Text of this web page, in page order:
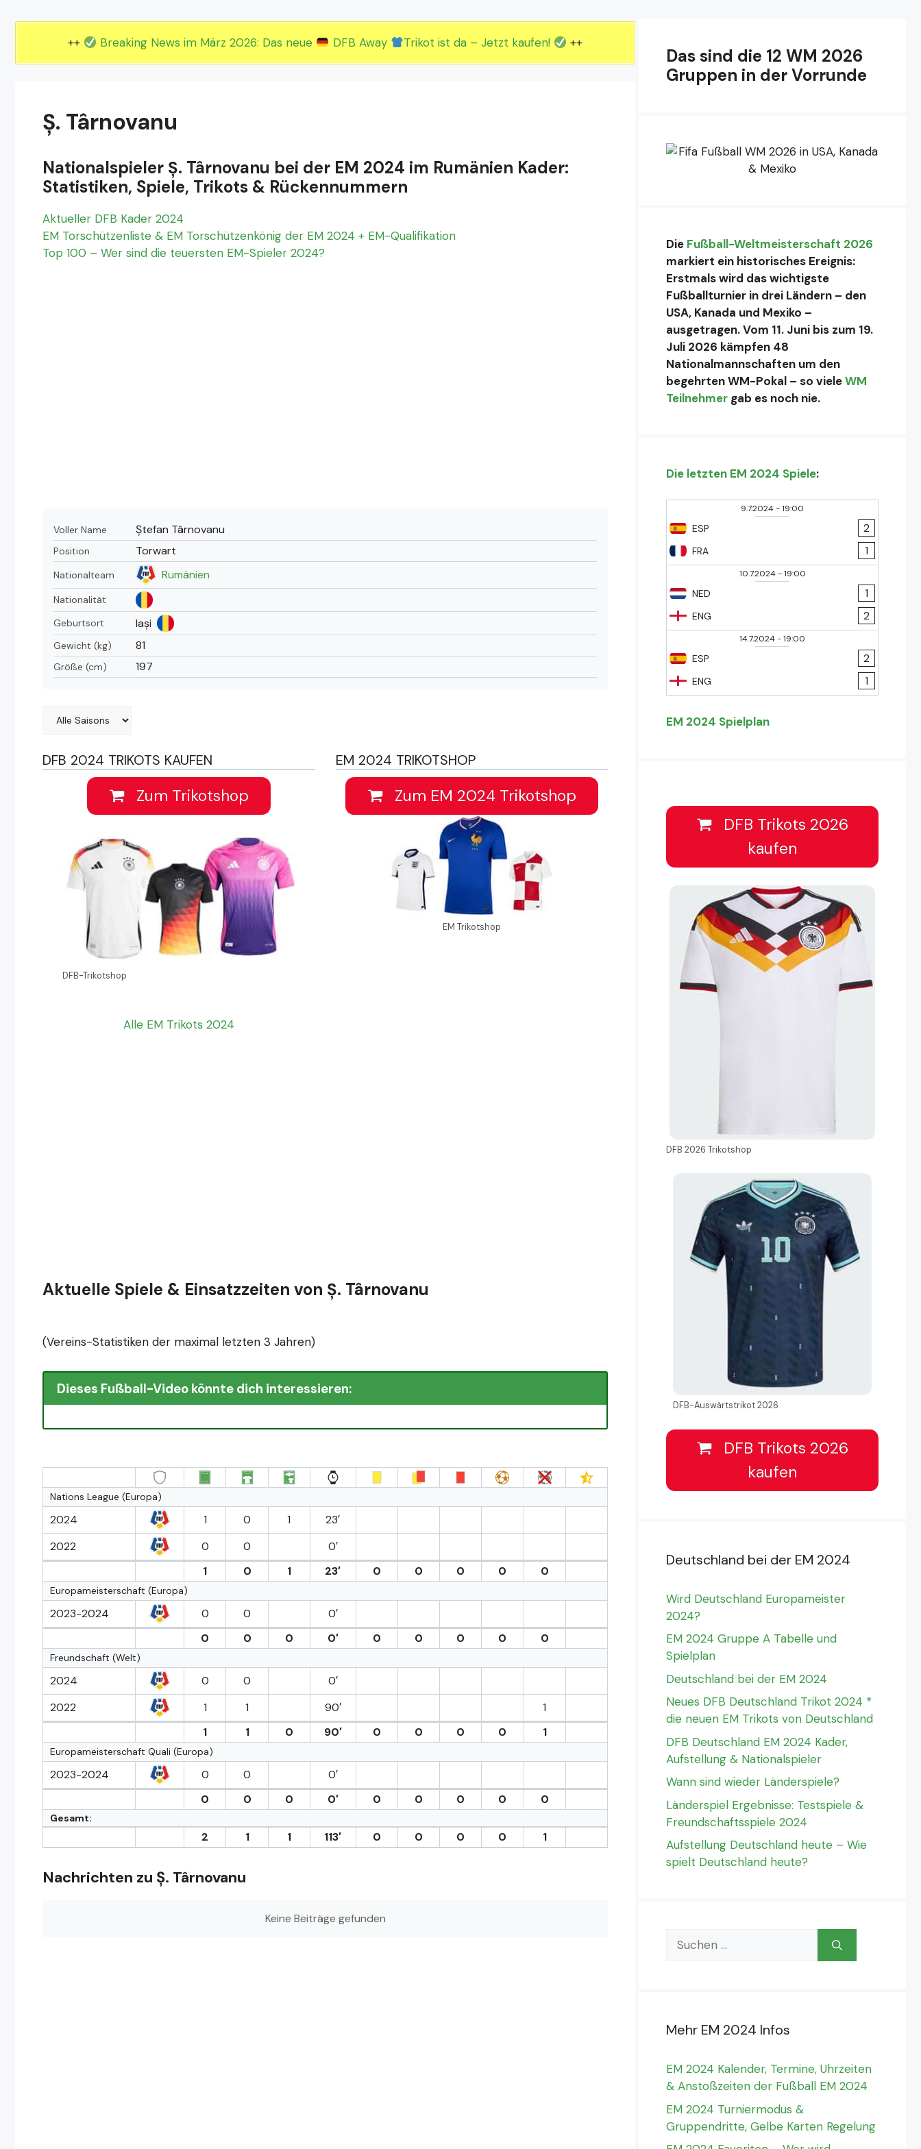
++ Breaking News im März 2026: Das neue DFB Away Trikot ist da – Jetzt kaufen! ++
Ș. Târnovanu
Nationalspieler Ș. Târnovanu bei der EM 2024 im Rumänien Kader:
Statistiken, Spiele, Trikots & Rückennummern
Aktueller DFB Kader 2024
EM Torschützenliste & EM Torschützenkönig der EM 2024 + EM-Qualifikation
Top 100 – Wer sind die teuersten EM-Spieler 2024?
Voller Name Ștefan Târnovanu
Position Torwart
Nationalteam Rumänien
Nationalität
Geburtsort
Iași
Gewicht (kg) 81
Größe (cm) 197
DFB 2024 TRIKOTS KAUFEN
Zum Trikotshop
DFB-Trikotshop
Alle EM Trikots 2024
EM 2024 TRIKOTSHOP
Zum EM 2024 Trikotshop
EM Trikotshop
Aktuelle Spiele & Einsatzzeiten von Ș. Târnovanu
(Vereins-Statistiken der maximal letzten 3 Jahren)
Dieses Fußball-Video könnte dich interessieren:
Nations League (Europa)
2024 1 0 1
23′
2022
0 0
0′
1
0 1 23′ 0 0 0 0 0
Europameisterschaft (Europa)
2023-2024 0 0
0′
0
0 0 0′ 0 0 0 0 0
Freundschaft (Welt)
2024 0 0
0′
2022
1 1 90′
1
1
1 0 90′ 0 0 0 0 1
Europameisterschaft Quali (Europa)
2023-2024 0 0
0′
0
0 0 0′ 0 0 0 0 0
Gesamt:
2 1 1 113′ 0 0 0 0 1
Nachrichten zu Ș. Târnovanu
Keine Beiträge gefunden
Das sind die 12 WM 2026
Gruppen in der Vorrunde
Die Fußball-Weltmeisterschaft 2026
markiert ein historisches Ereignis:
Erstmals wird das wichtigste
Fußballturnier in drei Ländern – den
USA, Kanada und Mexiko –
ausgetragen. Vom 11. Juni bis zum 19.
Juli 2026 kämpfen 48
Nationalmannschaften um den
begehrten WM-Pokal – so vieleWM
Teilnehmer gab es noch nie.
Die letzten EM 2024 Spiele:
9.7.2024-19:00
ESP
FRA
2
1
10.7.2024-19:00
NED
ENG
1
2
14.7.2024-19:00
ESP
ENG
2
1
EM 2024 Spielplan
DFB Trikots 2026
kaufen
DFB 2026 Trikotshop
DFB-Auswärtstrikot 2026
DFB Trikots 2026
kaufen
Deutschland bei der EM 2024
Wird Deutschland Europameister
2024?
EM 2024 Gruppe A Tabelle und
Spielplan
Deutschland bei der EM 2024
Neues DFB Deutschland Trikot 2024 *
die neuen EM Trikots von Deutschland
DFB Deutschland EM 2024 Kader,
Aufstellung & Nationalspieler
Wann sind wieder Länderspiele?
Länderspiel Ergebnisse: Testspiele &
Freundschaftsspiele 2024
Aufstellung Deutschland heute – Wie
spielt Deutschland heute?
Suchen
nach:
Mehr EM 2024 Infos
EM 2024 Kalender, Termine, Uhrzeiten
& Anstoßzeiten der Fußball EM 2024
EM 2024 Turniermodus &
Gruppendritte, Gelbe Karten Regelung